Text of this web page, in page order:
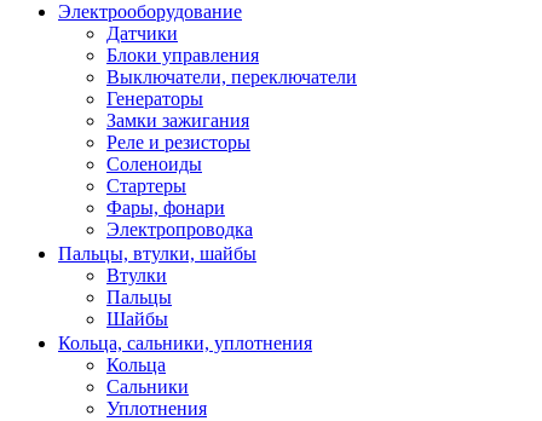
Электрооборудование
Датчики
Блоки управления
Выключатели, переключатели
Генераторы
Замки зажигания
Реле и резисторы
Соленоиды
Стартеры
Фары, фонари
Электропроводка
Пальцы, втулки, шайбы
Втулки
Пальцы
Шайбы
Кольца, сальники, уплотнения
Кольца
Сальники
Уплотнения